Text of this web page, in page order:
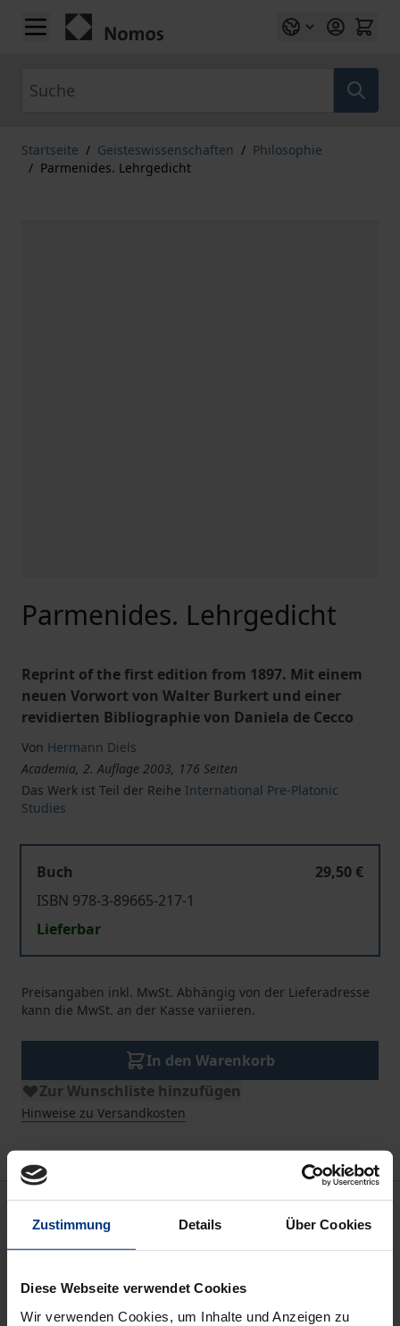
Zustimmung Details Über Cookies
Diese Webseite verwendet Cookies
Wir verwenden Cookies, um Inhalte und Anzeigen zu
Zum Inhalt springen
Startseite / Geisteswissenschaften / Philosophie
/ Parmenides. Lehrgedicht
Parmenides. Lehrgedicht
Reprint of the first edition from 1897. Mit einem
neuen Vorwort von Walter Burkert und einer
revidierten Bibliographie von Daniela de Cecco
Von Hermann Diels
Academia, 2. Auflage 2003, 176 Seiten
Das Werk ist Teil der Reihe International Pre-Platonic
Studies
Buch
29,50 €
ISBN 978-3-89665-217-1
Lieferbar
Preisangaben inkl. MwSt. Abhängig von der Lieferadresse
kann die MwSt. an der Kasse variieren.
In den Warenkorb
Zur Wunschliste hinzufügen
Hinweise zu Versandkosten
Bibliografische Angaben
2